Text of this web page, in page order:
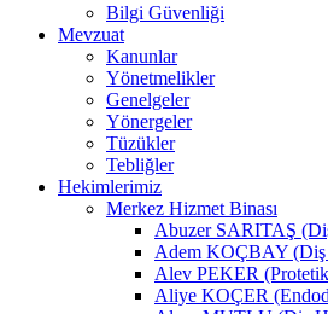
Bilgi Güvenliği
Mevzuat
Kanunlar
Yönetmelikler
Genelgeler
Yönergeler
Tüzükler
Tebliğler
Hekimlerimiz
Merkez Hizmet Binası
Abuzer SARITAŞ
Adem KOÇBAY
Alev PEKER
Aliye KOÇER